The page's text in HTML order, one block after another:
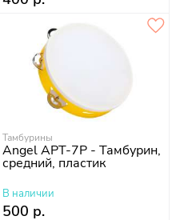
Тамбурины
Angel APT-7P - Тамбурин,
средний, пластик
В наличии
500 р.